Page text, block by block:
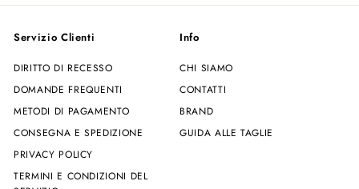
email
Servizio Clienti
DIRITTO DI RECESSO
DOMANDE FREQUENTI
METODI DI PAGAMENTO
CONSEGNA E SPEDIZIONE
PRIVACY POLICY
TERMINI E CONDIZIONI DEL
Info
CHI SIAMO
CONTATTI
BRAND
GUIDA ALLE TAGLIE